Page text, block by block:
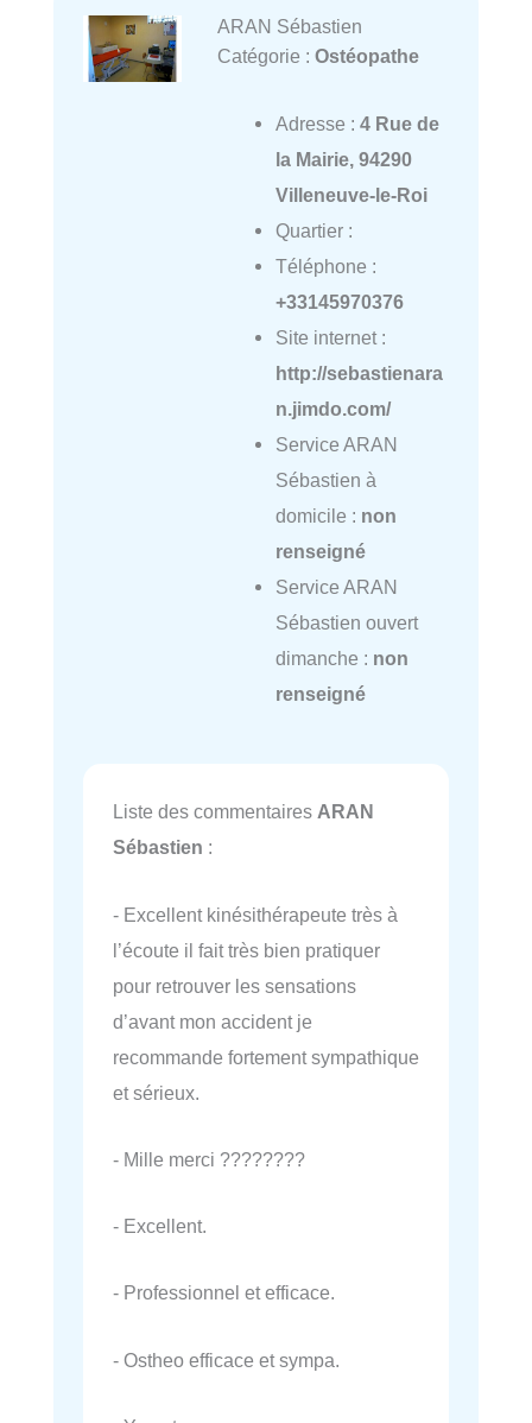
ARAN Sébastien
Catégorie : Ostéopathe
Adresse : 4 Rue de
la Mairie, 94290
Villeneuve-le-Roi
Quartier :
Téléphone :
+33145970376
Site internet :
http://sebastienara
n.jimdo.com/
Service ARAN
Sébastien à
domicile : non
renseigné
Service ARAN
Sébastien ouvert
dimanche : non
renseigné
Liste des commentaires ARAN
Sébastien :
- Excellent kinésithérapeute très à
l’écoute il fait très bien pratiquer
pour retrouver les sensations
d’avant mon accident je
recommande fortement sympathique
et sérieux.
- Mille merci ????????
- Excellent.
- Professionnel et efficace.
- Ostheo efficace et sympa.